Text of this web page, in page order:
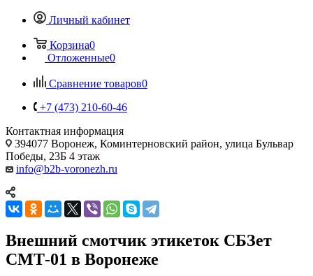
Личный кабинет
Корзина0
Отложенные0
Сравнение товаров0
+7 (473) 210-60-46
Контактная информация
394077 Воронеж, Коминтерновский район, улица Бульвар
Победы, 23Б​ 4 этаж
info@b2b-voronezh.ru
Внешний смотчик этикеток СБЗет
СМТ-01 в Воронеже